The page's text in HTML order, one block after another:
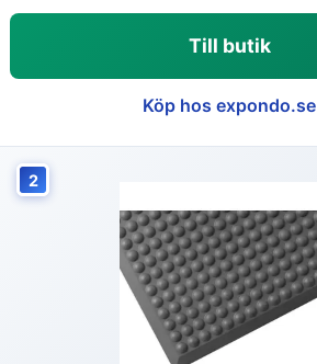
Till butik
Köp hos expondo.se
2